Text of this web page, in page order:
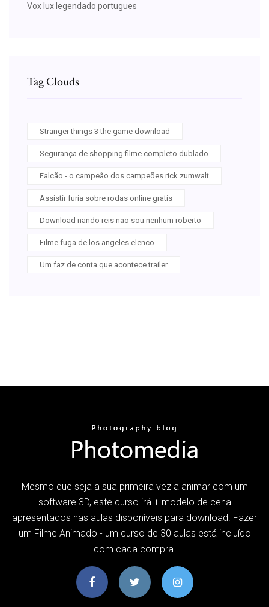
Vox lux legendado portugues
Tag Clouds
Stranger things 3 the game download
Segurança de shopping filme completo dublado
Falcão - o campeão dos campeões rick zumwalt
Assistir furia sobre rodas online gratis
Download nando reis nao sou nenhum roberto
Filme fuga de los angeles elenco
Um faz de conta que acontece trailer
Mesmo que seja a sua primeira vez a animar com um
software 3D, este curso irá + modelo de cena
apresentados nas aulas disponíveis para download. Fazer
um Filme Animado - um curso de 30 aulas está incluído
com cada compra.